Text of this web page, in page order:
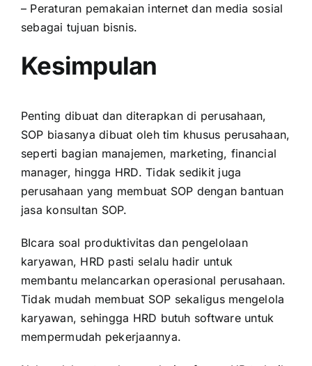
– Peraturan pemakaian internet dan media sosial
sebagai tujuan bisnis.
Kesimpulan
Penting dibuat dan diterapkan di perusahaan,
SOP biasanya dibuat oleh tim khusus perusahaan,
seperti bagian manajemen, marketing, financial
manager, hingga HRD. Tidak sedikit juga
perusahaan yang membuat SOP dengan bantuan
jasa konsultan SOP.
BIcara soal produktivitas dan pengelolaan
karyawan, HRD pasti selalu hadir untuk
membantu melancarkan operasional perusahaan.
Tidak mudah membuat SOP sekaligus mengelola
karyawan, sehingga HRD butuh software untuk
mempermudah pekerjaannya.